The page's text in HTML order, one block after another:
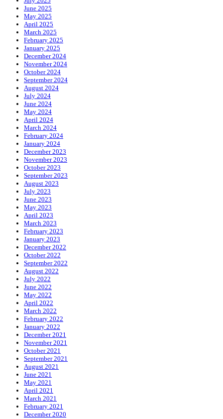
June 2025
May 2025
April 2025
March 2025
February 2025
January 2025
December 2024
November 2024
October 2024
September 2024
August 2024
July 2024
June 2024
May 2024
April 2024
March 2024
February 2024
January 2024
December 2023
November 2023
October 2023
September 2023
August 2023
July 2023
June 2023
May 2023
April 2023
March 2023
February 2023
January 2023
December 2022
October 2022
September 2022
August 2022
July 2022
June 2022
May 2022
April 2022
March 2022
February 2022
January 2022
December 2021
November 2021
October 2021
September 2021
August 2021
June 2021
May 2021
April 2021
March 2021
February 2021
December 2020